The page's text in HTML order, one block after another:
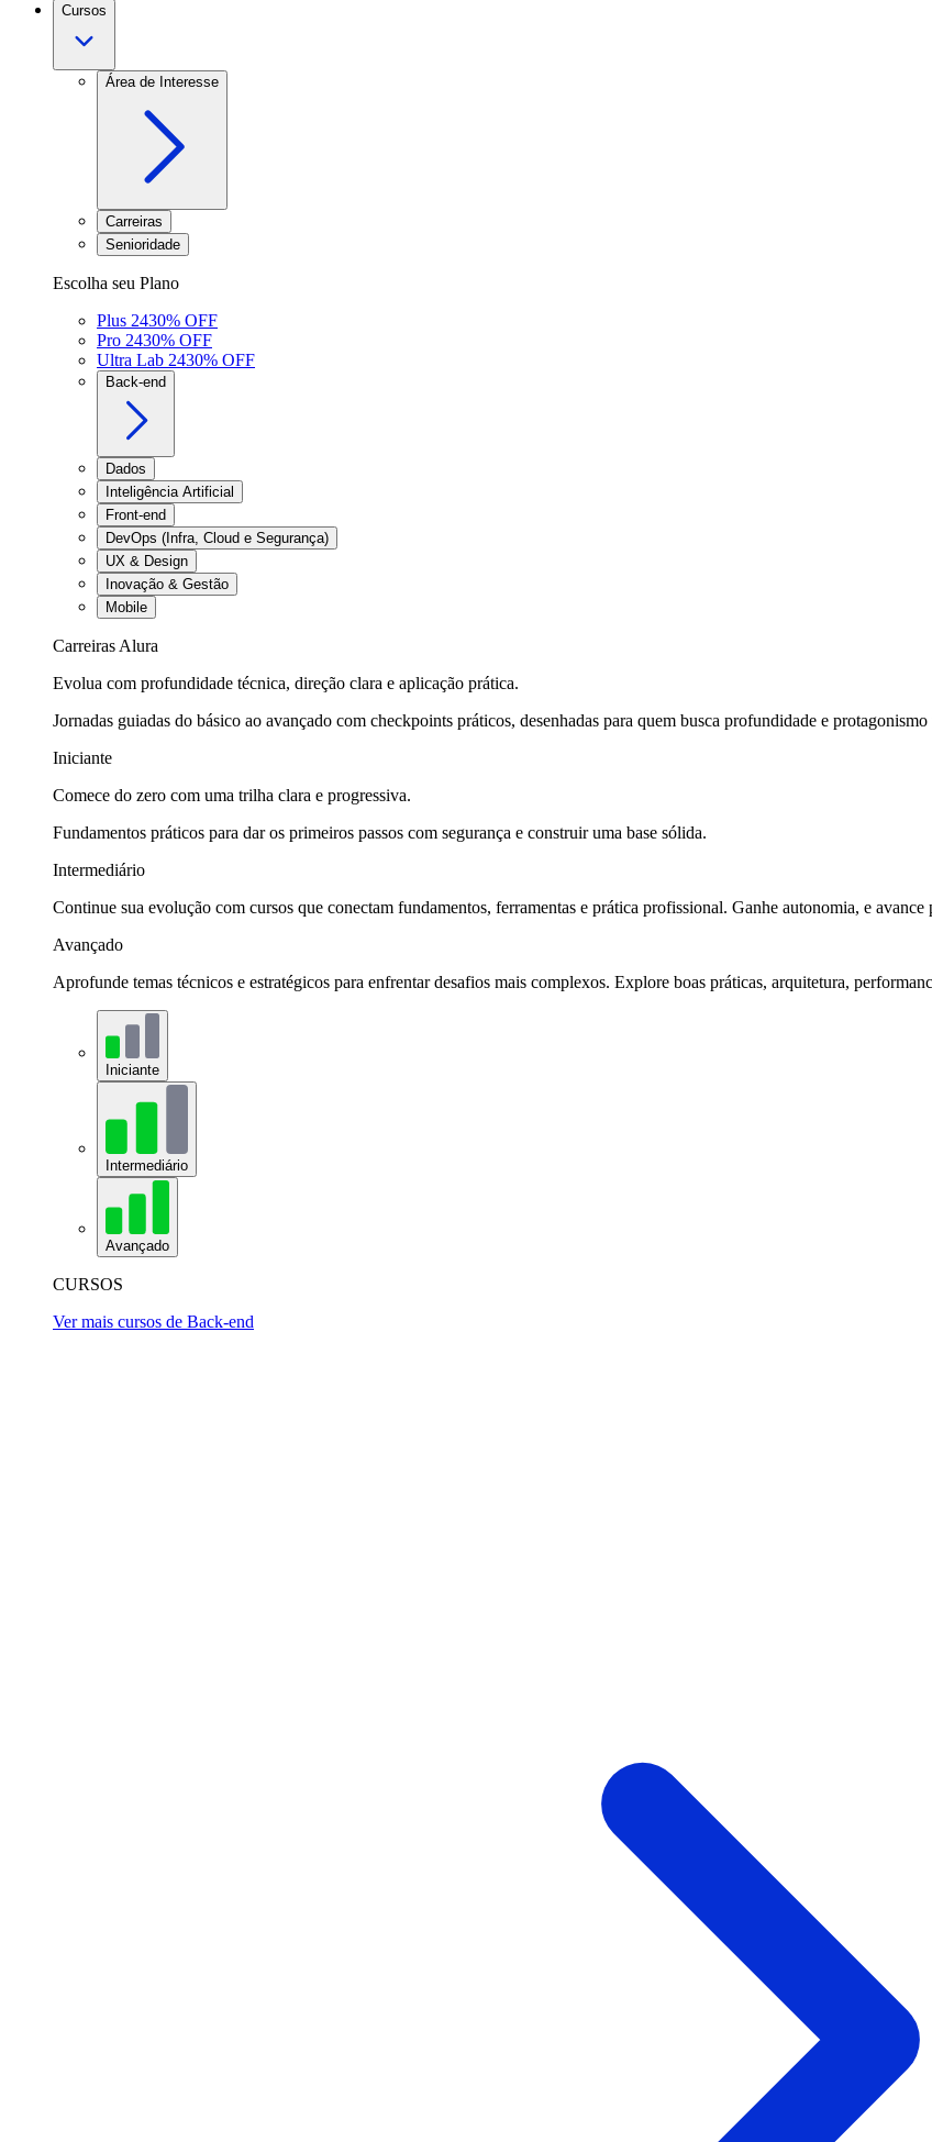
Cursos
Área de Interesse
Carreiras
Senioridade
Escolha seu Plano
Plus 2430% OFF
Pro 2430% OFF
Ultra Lab 2430% OFF
Back-end
Dados
Inteligência Artificial
Front-end
DevOps (Infra, Cloud e Segurança)
UX & Design
Inovação & Gestão
Mobile
Carreiras Alura
Evolua com profundidade técnica, direção clara e aplicação prática.
Jornadas guiadas do básico ao avançado com checkpoints práticos, desenhadas para quem busca profundidade e protagonismo
Iniciante
Comece do zero com uma trilha clara e progressiva.
Fundamentos práticos para dar os primeiros passos com segurança e construir uma base sólida.
Intermediário
Continue sua evolução com cursos que conectam fundamentos, ferramentas e prática profissional. Ganhe autonomia, e avance
Avançado
Aprofunde temas técnicos e estratégicos para enfrentar desafios mais complexos. Explore boas práticas, arquitetura,
Iniciante
Intermediário
Avançado
CURSOS
Ver mais cursos de Back-end